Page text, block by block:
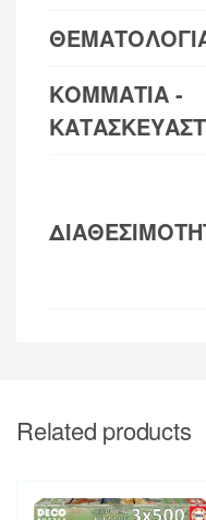
ΚΟΜΜΑΤΙΑ -
Related products